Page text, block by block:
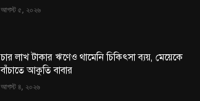
আগস্ট ৫, ২০২৬
চার লাখ টাকার ঋণেও থামেনি চিকিৎসা ব্যয়, মেয়েকে
বাঁচাতে আকুতি বাবার
আগস্ট ৪, ২০২৬